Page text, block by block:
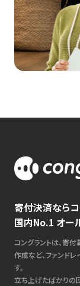
寄付決済なら
国内No.1 オー
コングラントは、寄
作成など、ファンド
す。
立ち上げたばかりの